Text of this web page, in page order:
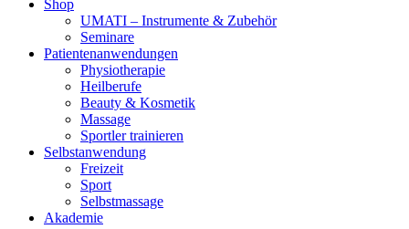
Shop
UMATI – Instrumente & Zubehör
Seminare
Patientenanwendungen
Physiotherapie
Heilberufe
Beauty & Kosmetik
Massage
Sportler trainieren
Selbstanwendung
Freizeit
Sport
Selbstmassage
Akademie